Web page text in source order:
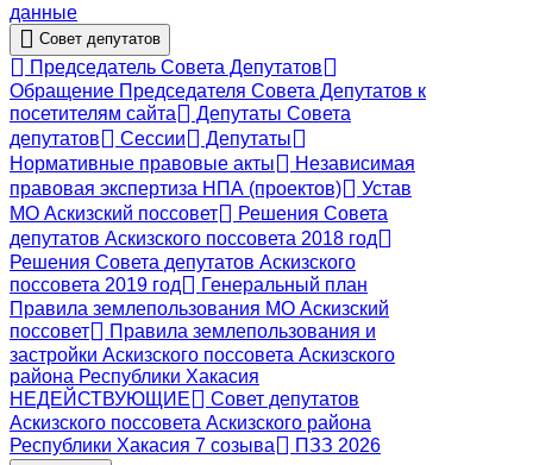
данные
Совет депутатов
Председатель Совета Депутатов
Обращение Председателя Совета Депутатов к
посетителям сайта
Депутаты Совета
депутатов
Сессии
Депутаты
Нормативные правовые акты
Независимая
правовая экспертиза НПА (проектов)
Устав
МО Аскизский поссовет
Решения Совета
депутатов Аскизского поссовета 2018 год
Решения Совета депутатов Аскизского
поссовета 2019 год
Генеральный план
Правила землепользования МО Аскизский
поссовет
Правила землепользования и
застройки Аскизского поссовета Аскизского
района Республики Хакасия
НЕДЕЙСТВУЮЩИЕ
Совет депутатов
Аскизского поссовета Аскизского района
Республики Хакасия 7 созыва
ПЗЗ 2026